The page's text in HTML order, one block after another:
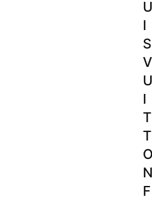
U
I
S
V
U
I
T
T
N
F